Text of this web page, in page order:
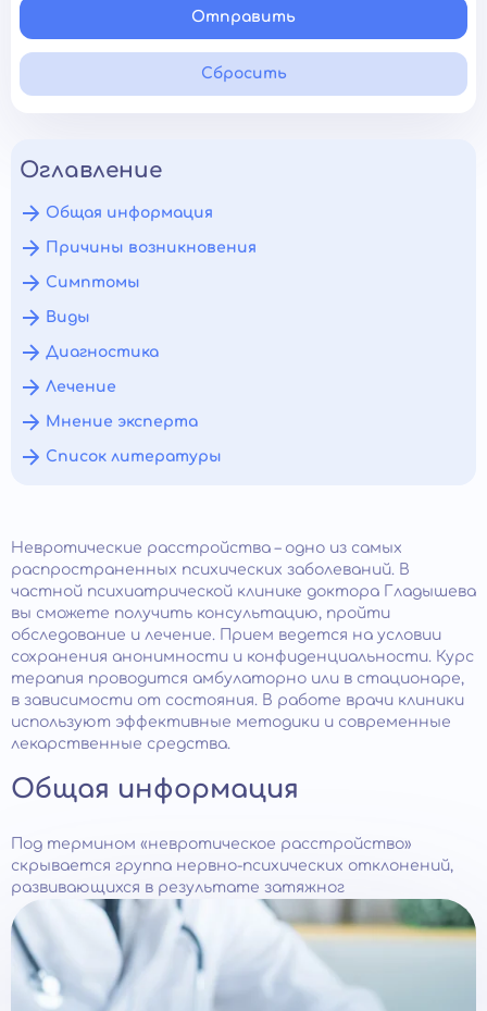
Отправить
Сбросить
Оглавление
Общая информация
Причины возникновения
Симптомы
Виды
Диагностика
Лечение
Мнение эксперта
Список литературы
Невротические расстройства – одно из самых
распространенных психических заболеваний. В
частной психиатрической клинике доктора Гладышева
вы сможете получить консультацию, пройти
обследование и лечение. Прием ведется на условии
сохранения анонимности и конфиденциальности. Курс
терапия проводится амбулаторно или в стационаре,
в зависимости от состояния. В работе врачи клиники
используют эффективные методики и современные
лекарственные средства.
Общая информация
Под термином «невротическое расстройство»
скрывается группа нервно-психических отклонений,
развивающихся в результате затяжног